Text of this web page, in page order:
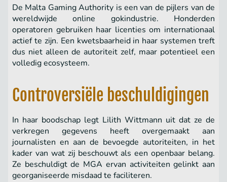
De Malta Gaming Authority is een van de pijlers van de
wereldwijde online gokindustrie. Honderden
operatoren gebruiken haar licenties om internationaal
actief te zijn. Een kwetsbaarheid in haar systemen treft
dus niet alleen de autoriteit zelf, maar potentieel een
volledig ecosysteem.
Controversiële beschuldigingen
In haar boodschap legt Lilith Wittmann uit dat ze de
verkregen gegevens heeft overgemaakt aan
journalisten en aan de bevoegde autoriteiten, in het
kader van wat zij beschouwt als een openbaar belang.
Ze beschuldigt de MGA ervan activiteiten gelinkt aan
georganiseerde misdaad te faciliteren.